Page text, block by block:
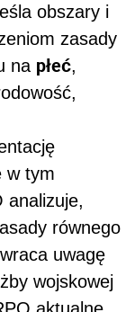
obszary i
zasady
na płeć,
w tym
analizuje,
równego
uwagę
wojskowej